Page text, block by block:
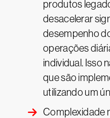
produtos
desacelerar
desempenho
operações
individual. Isso
que são
utilizando um
Complexidade